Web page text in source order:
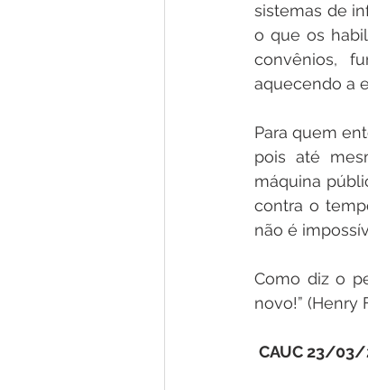
sistemas de
o que os
convênios,
aquecendo a
Para quem
pois até
máquina
contra o
não é
Como diz o
novo!” (Henry
CAUC 23/03/